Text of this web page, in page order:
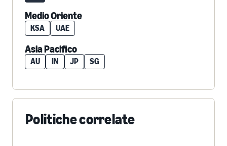
Medio Oriente
KSA UAE
Asia Pacifico
AU IN JP SG
Politiche correlate